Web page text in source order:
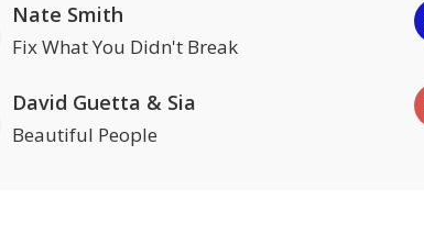
Nate Smith
Fix What You Didn't Break
David Guetta & Sia
Beautiful People